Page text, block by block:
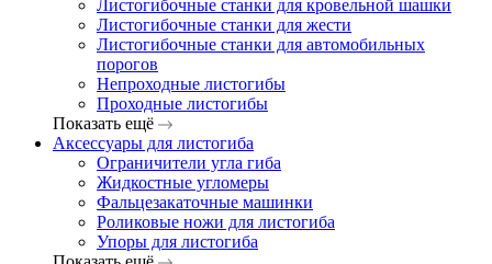
Листогибочные станки для кровельной шашки
Листогибочные станки для жести
Листогибочные станки для автомобильных
порогов
Непроходные листогибы
Проходные листогибы
Показать ещё
Аксессуары для листогиба
Ограничители угла гиба
Жидкостные угломеры
Фальцезакаточные машинки
Роликовые ножи для листогиба
Упоры для листогиба